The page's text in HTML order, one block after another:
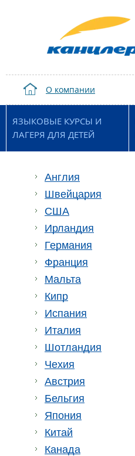
О компании
ЯЗЫКОВЫЕ КУРСЫ И
ЛАГЕРЯ ДЛЯ ДЕТЕЙ
Англия
Швейцария
США
Ирландия
Германия
Франция
Мальта
Кипр
Испания
Италия
Шотландия
Чехия
Австрия
Бельгия
Япония
Китай
Канада